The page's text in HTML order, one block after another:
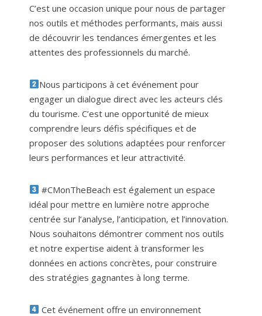
C’est une occasion unique pour nous de partager
nos outils et méthodes performants, mais aussi
de découvrir les tendances émergentes et les
attentes des professionnels du marché.
Nous participons à cet événement pour
engager un dialogue direct avec les acteurs clés
du tourisme. C’est une opportunité de mieux
comprendre leurs défis spécifiques et de
proposer des solutions adaptées pour renforcer
leurs performances et leur attractivité.
#CMonTheBeach est également un espace
idéal pour mettre en lumière notre approche
centrée sur l’analyse, l’anticipation, et l’innovation.
Nous souhaitons démontrer comment nos outils
et notre expertise aident à transformer les
données en actions concrètes, pour construire
des stratégies gagnantes à long terme.
Cet événement offre un environnement